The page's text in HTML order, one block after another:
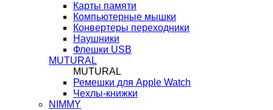
Карты памяти
Компьютерные мышки
Конвертеры переходники
Наушники
Флешки USB
MUTURAL
MUTURAL
Ремешки для Apple Watch
Чехлы-книжки
NIMMY